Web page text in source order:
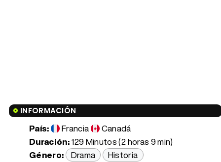
INFORMACIÓN
País: Francia
Canadá
Duración:129 Minutos (2 horas 9 min)
Género: Drama
Historia